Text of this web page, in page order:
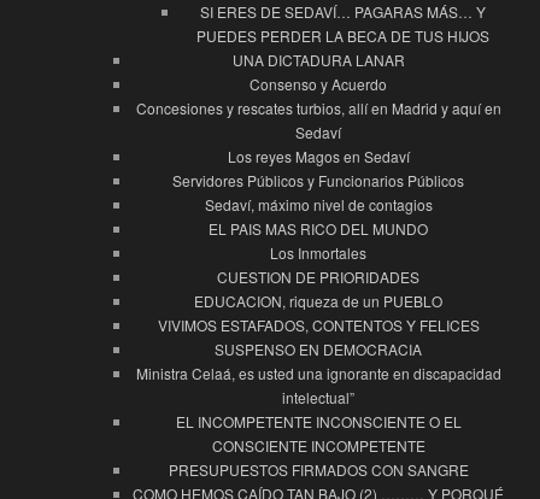
SI ERES DE SEDAVÍ… PAGARAS MÁS… Y
PUEDES PERDER LA BECA DE TUS HIJOS
UNA DICTADURA LANAR
Consenso y Acuerdo
Concesiones y rescates turbios, allí en Madrid y aquí en
Sedaví
Los reyes Magos en Sedaví
Servidores Públicos y Funcionarios Públicos
Sedaví, máximo nivel de contagios
EL PAIS MAS RICO DEL MUNDO
Los Inmortales
CUESTION DE PRIORIDADES
EDUCACION, riqueza de un PUEBLO
VIVIMOS ESTAFADOS, CONTENTOS Y FELICES
SUSPENSO EN DEMOCRACIA
Ministra Celaá, es usted una ignorante en discapacidad
intelectual”
EL INCOMPETENTE INCONSCIENTE O EL
CONSCIENTE INCOMPETENTE
PRESUPUESTOS FIRMADOS CON SANGRE
COMO HEMOS CAÍDO TAN BAJO (2) ……… Y PORQUÉ